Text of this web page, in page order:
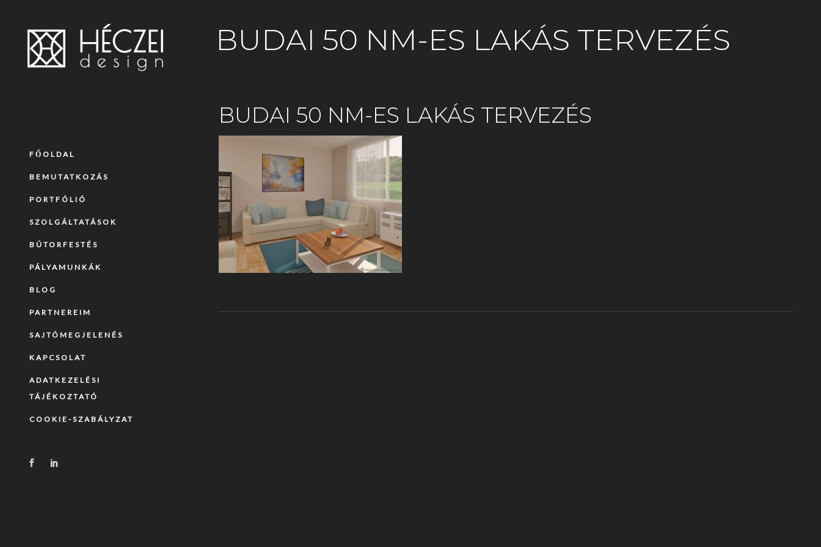
FŐOLDAL
BEMUTATKOZÁS
PORTFÓLIÓ
SZOLGÁLTATÁSOK
BÚTORFESTÉS
PÁLYAMUNKÁK
BLOG
PARTNEREIM
SAJTÓMEGJELENÉS
KAPCSOLAT
ADATKEZELÉSI
TÁJÉKOZTATÓ
COOKIE-SZABÁLYZAT
BUDAI 50 NM-ES LAKÁS TERVEZÉS
BUDAI 50 NM-ES LAKÁS TERVEZÉS